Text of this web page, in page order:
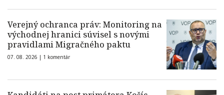
Verejný ochranca práv: Monitoring na
východnej hranici súvisel s novými
pravidlami Migračného paktu
07. 08. 2026 | 1 komentár